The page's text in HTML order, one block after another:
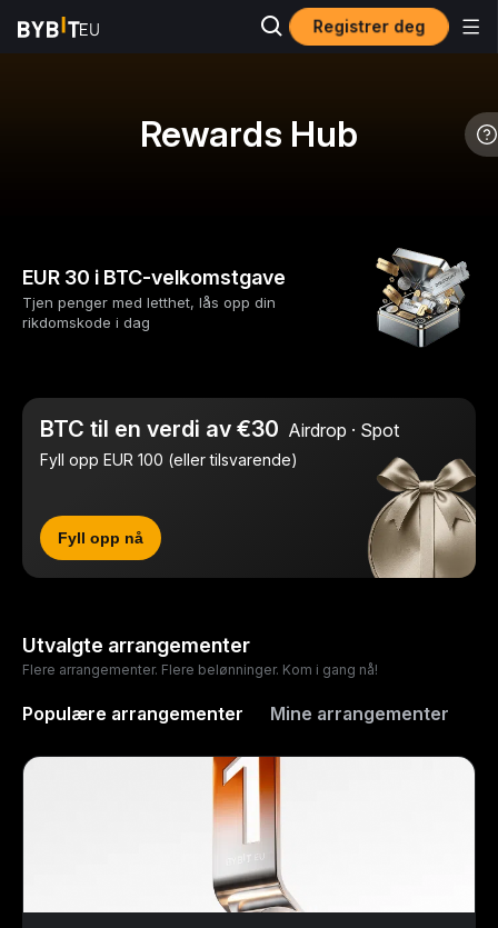
Registrer deg
Rewards Hub
EUR 30 i BTC-velkomstgave
Tjen penger med letthet, lås opp din
rikdomskode i dag
BTC til en verdi av €30 Airdrop · Spot
Fyll opp EUR 100 (eller tilsvarende)
Fyll opp nå
Utvalgte arrangementer
Flere arrangementer. Flere belønninger. Kom i gang nå!
Populære arrangementer Mine arrangementer